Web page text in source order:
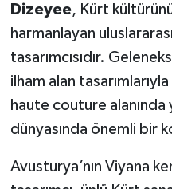
Dizeyee, Kürt
harmanlayan
tasarımcısıdır.
ilham alan
haute couture alanında
dünyasında önemli bir
Avusturya’nın Viyana